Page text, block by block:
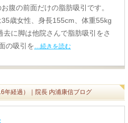
お腹の前面だけの脂肪吸引です。
35歳女性、身長155cm、体重55kg
去に脚は他院さんで脂肪吸引をさ
の吸引を…続きを読む
経過）｜院長 内浦康信ブログ